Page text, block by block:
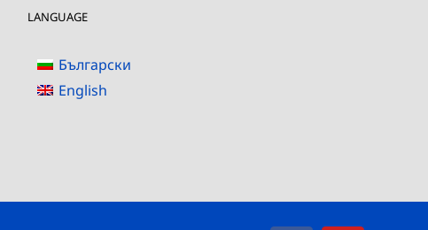
LANGUAGE
Български
English